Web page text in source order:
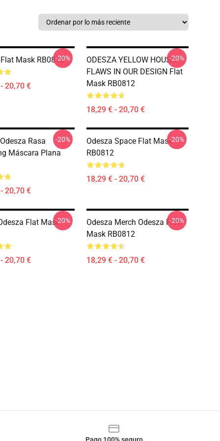
Mask RB0812
20,70 €
-20%
ODESZA YELLOW HOUSE
FLAWS IN OUR DESIGN Flat
Mask RB0812
18,29 € - 20,70 €
-20%
Rasa
Máscara Plana
20,70 €
-20%
Odesza Space Flat Mask
RB0812
18,29 € - 20,70 €
-20%
Flat Mask
20,70 €
-20%
Odesza Merch Odesza Flat
Mask RB0812
18,29 € - 20,70 €
-20%